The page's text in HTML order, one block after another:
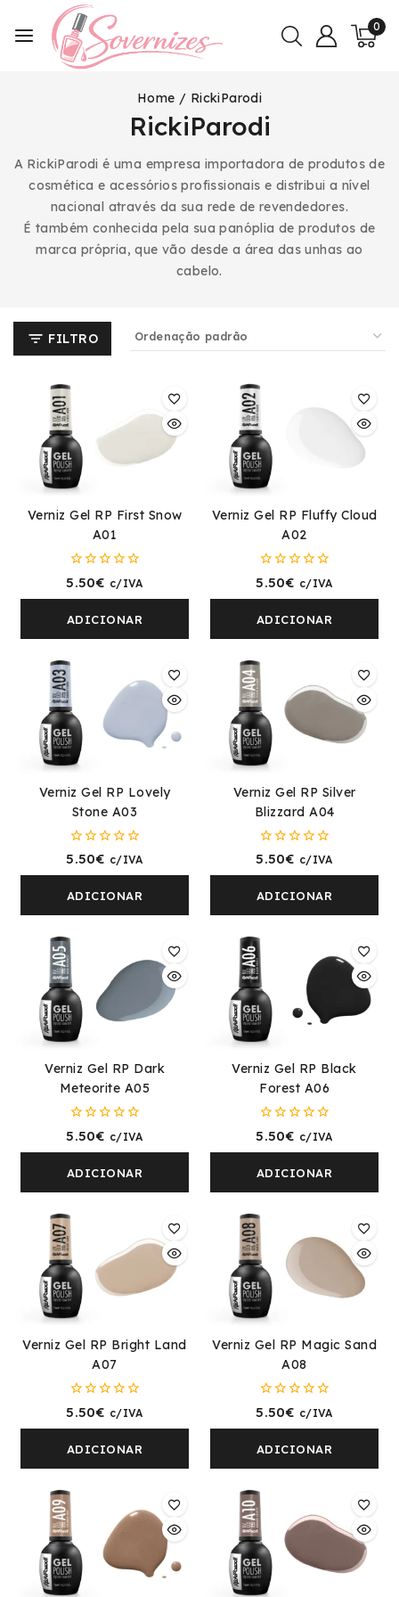
0
Home / RickiParodi
RickiParodi
A RickiParodi é uma empresa importadora de produtos de
cosmética e acessórios profissionais e distribui a nível
nacional através da sua rede de revendedores.
É também conhecida pela sua panóplia de produtos de
marca própria, que vão desde a área das unhas ao
cabelo.
FILTRO
Verniz Gel RP First Snow
A01
0
5
5.50€ c/IVA
ADICIONAR
Verniz Gel RP Fluffy Cloud
A02
0
5
5.50€ c/IVA
ADICIONAR
Verniz Gel RP Lovely
Stone A03
0
5
5.50€ c/IVA
ADICIONAR
Verniz Gel RP Silver
Blizzard A04
0
5
5.50€ c/IVA
ADICIONAR
Verniz Gel RP Dark
Meteorite A05
0
5
5.50€ c/IVA
ADICIONAR
Verniz Gel RP Black
Forest A06
0
5
5.50€ c/IVA
ADICIONAR
Verniz Gel RP Bright Land
A07
0
5
5.50€ c/IVA
ADICIONAR
Verniz Gel RP Magic Sand
A08
0
5
5.50€ c/IVA
ADICIONAR